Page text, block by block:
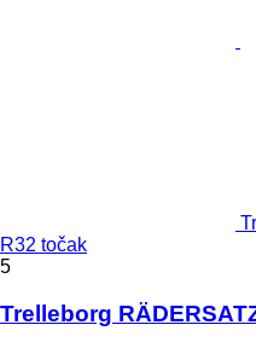
R32 točak
5
Trelleborg